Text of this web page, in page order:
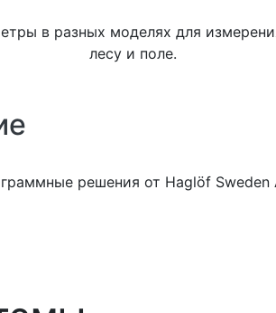
в разных моделях для
лесу и поле.
решения от Haglöf Sweden